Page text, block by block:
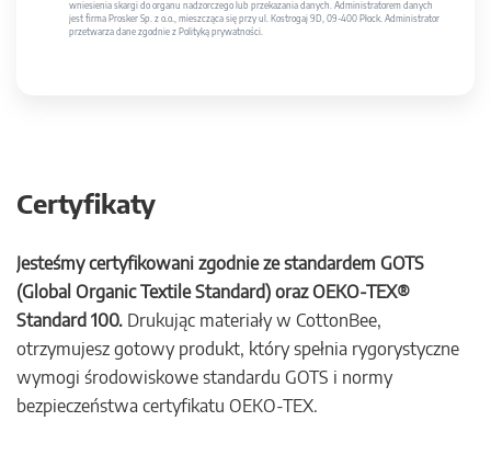
wniesienia skargi do organu nadzorczego lub przekazania danych. Administratorem danych
jest firma Prosker Sp. z o.o., mieszcząca się przy ul. Kostrogaj 9D, 09-400 Płock. Administrator
przetwarza dane zgodnie z Polityką prywatności.
Certyfikaty
Jesteśmy certyfikowani zgodnie ze standardem GOTS
(Global Organic Textile Standard) oraz OEKO-TEX®
Standard 100. Drukując materiały w CottonBee,
otrzymujesz gotowy produkt, który spełnia rygorystyczne
wymogi środowiskowe standardu GOTS i normy
bezpieczeństwa certyfikatu OEKO-TEX.